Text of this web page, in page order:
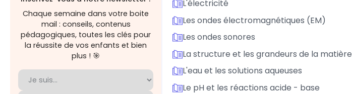
Chaque semaine dans votre boite
mail : conseils, contenus
pédagogiques, toutes les clés pour
la réussite de vos enfants et bien
plus ! 🎯
L'électricité
Les ondes électromagnétiques (EM)
Les ondes sonores
La structure et les grandeurs de la matière
L'eau et les solutions aqueuses
Le pH et les réactions acide - base